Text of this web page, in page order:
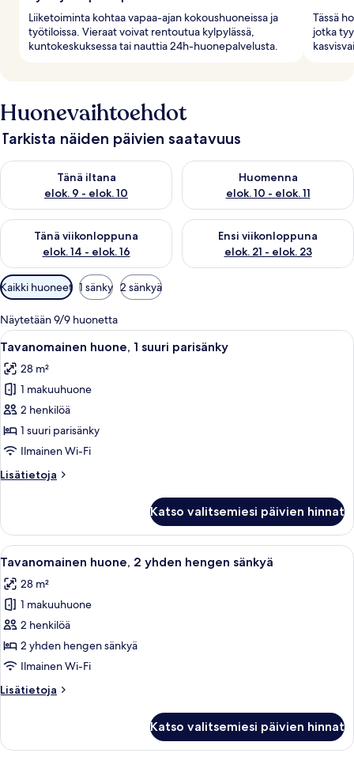
Liiketoiminta kohtaa vapaa-ajan kokoushuoneissa ja
työtiloissa. Vieraat voivat rentoutua kylpylässä,
kuntokeskuksessa tai nauttia 24h-huonepalvelusta.
Tässä
jotka
Huonevaihtoehdot
Tarkista näiden päivien saatavuus
Tänä iltana
elok. 9 - elok. 10
Tarkista tämän illan saatavuus elok. 9 - elok. 10
Huomenna
elok. 10 - elok. 11
Tarkista huomisen saatavuus
Tänä viikonloppuna
elok. 14 - elok. 16
Tarkista tämän viikonlopun saatavuus elok. 14 - elok. 16
Ensi viikonloppuna
elok. 21 - elok. 23
Tarkista ensi viikonlopun
Huoneille
saatavilla
olevia
suodattimia
Kaikki huoneet 1 sänky 2 sänkyä
Näytetään 9/9 huonetta
Avaa
kaikki
huonetyypin
Tavanomainen
huone,
1
suuri
kuvat
Hotellihuoneessa on sänky,
4
Tavanomainen huone, 1 suuri parisänky
28 m²
1 makuuhuone
2 henkilöä
1 suuri parisänky
Ilmainen Wi-Fi
Lisätietoja
Lisätietoja
1
suuri
parisänky
Katso valitsemiesi päivien hinnat
Avaa
kaikki
huonetyypin
Tavanomainen
huone,
2
yhden
sänkyä
Hotellihuoneessa on sänky,
6
Tavanomainen huone, 2 yhden hengen sänkyä
28 m²
1 makuuhuone
2 henkilöä
2 yhden hengen sänkyä
Ilmainen Wi-Fi
Lisätietoja
Lisätietoja
2
Katso valitsemiesi päivien hinnat